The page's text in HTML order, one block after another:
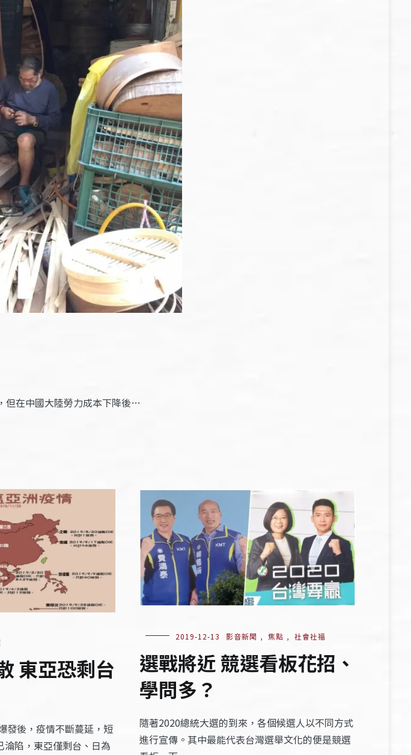
但在中國大陸勞力成本下降後…
東亞恐剩台
發後，疫情不斷蔓延，短
陷，東亞僅剩台、日為
2019-12-13 影音新聞 , 焦點 , 社會社福
選戰將近 競選看板花招、
學問多？
隨著2020總統大選的到來，各個候選人以不同方式
進行宣傳。其中最能代表台灣選舉文化的便是競選